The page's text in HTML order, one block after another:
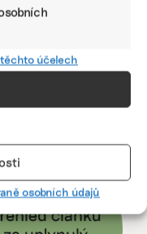
účelech
osobních údajů